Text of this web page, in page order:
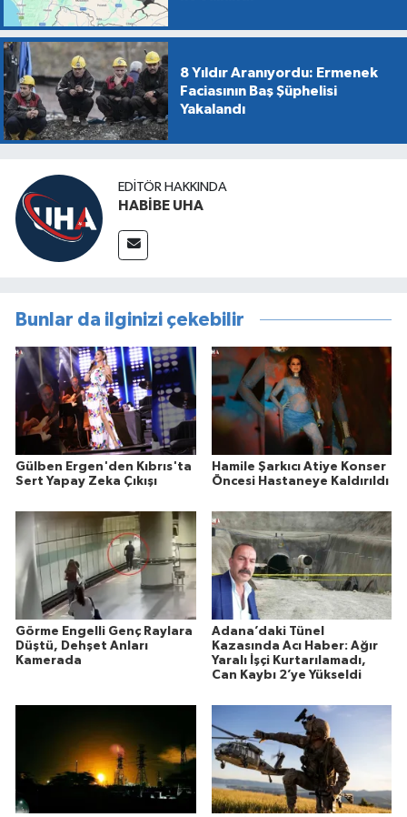
8 Yıldır Aranıyordu: Ermenek
Faciasının Baş Şüphelisi
Yakalandı
EDITÖR HAKKINDA
HABİBE UHA
Bunlar da ilginizi çekebilir
Gülben Ergen'den Kıbrıs'ta
Sert Yapay Zeka Çıkışı
Hamile Şarkıcı Atiye Konser
Öncesi Hastaneye Kaldırıldı
Görme Engelli Genç Raylara
Düştü, Dehşet Anları
Kamerada
Adana’daki Tünel
Kazasında Acı Haber: Ağır
Yaralı İşçi Kurtarılamadı,
Can Kaybı 2’ye Yükseldi